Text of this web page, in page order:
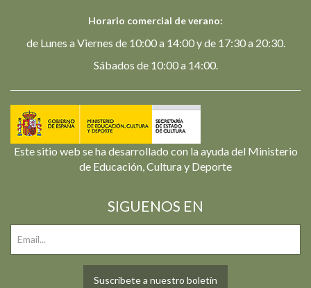
Horario comercial de verano:
de Lunes a Viernes de 10:00 a 14:00 y de 17:30 a 20:30.
Sábados de 10:00 a 14:00.
Este sitio web se ha desarrollado con la ayuda del Ministerio
de Educación, Cultura y Deporte
SIGUENOS EN
Suscríbete a nuestro boletín